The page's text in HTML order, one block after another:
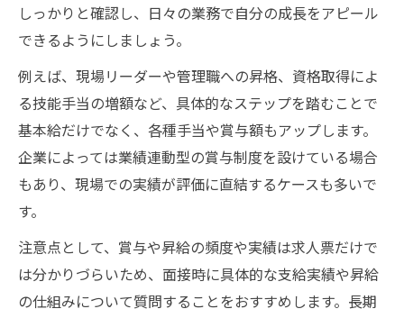
しっかりと確認し、日々の業務で自分の成長をアピール
できるようにしましょう。
例えば、現場リーダーや管理職への昇格、資格取得によ
る技能手当の増額など、具体的なステップを踏むことで
基本給だけでなく、各種手当や賞与額もアップします。
企業によっては業績連動型の賞与制度を設けている場合
もあり、現場での実績が評価に直結するケースも多いで
す。
注意点として、賞与や昇給の頻度や実績は求人票だけで
は分かりづらいため、面接時に具体的な支給実績や昇給
の仕組みについて質問することをおすすめします。長期